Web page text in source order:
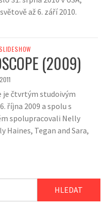
až 6. září 2010.
(2009)
je čtvrtým studoivým
října 2009 a spolu s
spolupracovali Nelly
Haines, Tegan and Sara,